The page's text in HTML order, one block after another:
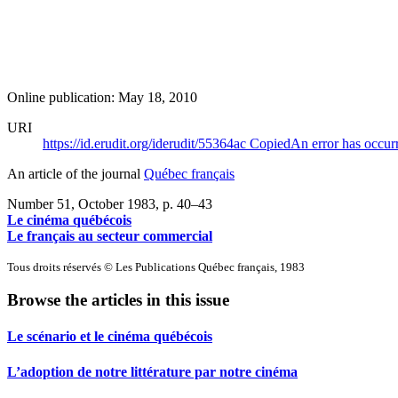
Online publication: May 18, 2010
URI
https://id.erudit.org/iderudit/55364ac CopiedAn error has
An article of the journal Québec français
Number 51, October 1983, p. 40–43
Le cinéma québécois
Le français au secteur commercial
Tous droits réservés © Les Publications Québec français, 1983
Browse the articles in this issue
Le scénario et le cinéma québécois
L’adoption de notre littérature par notre cinéma